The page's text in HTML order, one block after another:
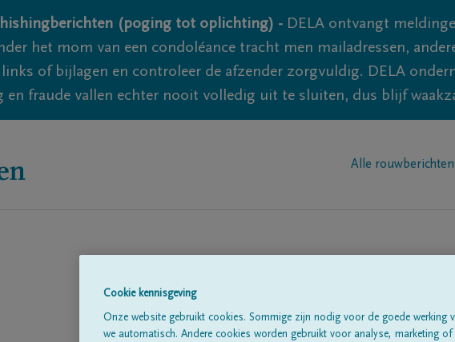
(poging tot oplichting) - DELA ontvangt
het mom van een condoléance tracht men mailadressen,
of bijlagen en controleer de afzender zorgvuldig. DELA
fraude vallen echter nooit volledig uit te sluiten, dus blijf
Alle rouwberichten
Cookie kennisgeving
Onze website gebruikt cookies. Sommige zijn nodig voor de goede werking
we automatisch. Andere cookies worden gebruikt voor analyse, marketing of